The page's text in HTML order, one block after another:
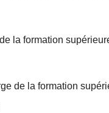
la formation
de la formation